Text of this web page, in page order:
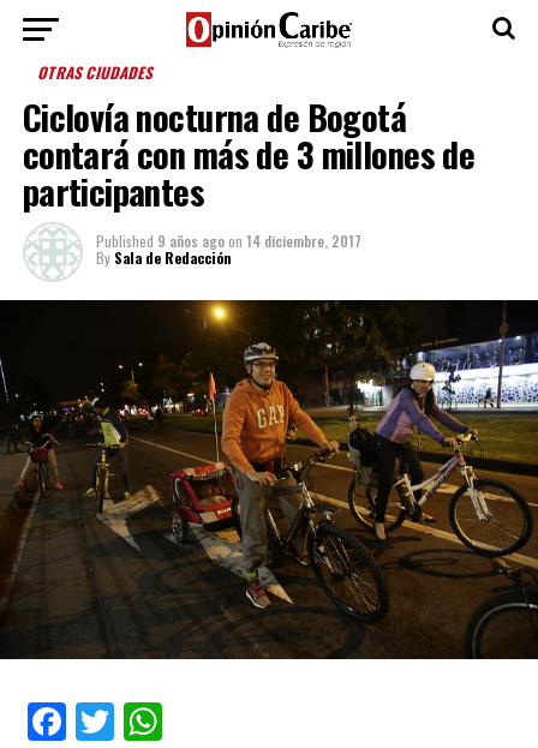
OTRAS CIUDADES
Ciclovía nocturna de Bogotá
contará con más de 3 millones de
participantes
Published 9 años agoon 14 diciembre, 2017
By Sala de Redacción
Facebook
TwitterWhatsApp